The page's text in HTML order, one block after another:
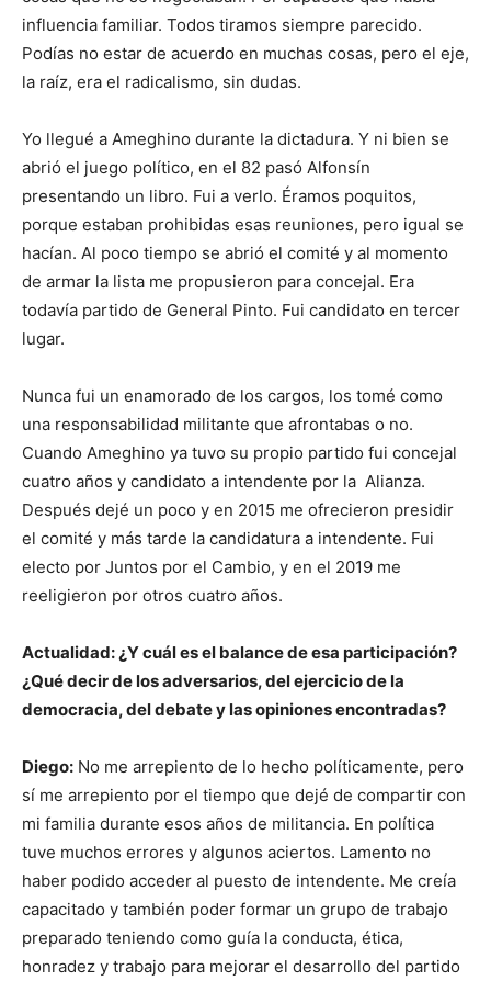
influencia familiar. Todos tiramos siempre parecido.
Podías no estar de acuerdo en muchas cosas, pero el eje,
la raíz, era el radicalismo, sin dudas.
Yo llegué a Ameghino durante la dictadura. Y ni bien se
abrió el juego político, en el 82 pasó Alfonsín
presentando un libro. Fui a verlo. Éramos poquitos,
porque estaban prohibidas esas reuniones, pero igual se
hacían. Al poco tiempo se abrió el comité y al momento
de armar la lista me propusieron para concejal. Era
todavía partido de General Pinto. Fui candidato en tercer
lugar.
Nunca fui un enamorado de los cargos, los tomé como
una responsabilidad militante que afrontabas o no.
Cuando Ameghino ya tuvo su propio partido fui concejal
cuatro años y candidato a intendente por la Alianza.
Después dejé un poco y en 2015 me ofrecieron presidir
el comité y más tarde la candidatura a intendente. Fui
electo por Juntos por el Cambio, y en el 2019 me
reeligieron por otros cuatro años.
Actualidad: ¿Y cuál es el balance de esa participación?
¿Qué decir de los adversarios, del ejercicio de la
democracia, del debate y las opiniones encontradas?
Diego: No me arrepiento de lo hecho políticamente, pero
sí me arrepiento por el tiempo que dejé de compartir con
mi familia durante esos años de militancia. En política
tuve muchos errores y algunos aciertos. Lamento no
haber podido acceder al puesto de intendente. Me creía
capacitado y también poder formar un grupo de trabajo
preparado teniendo como guía la conducta, ética,
honradez y trabajo para mejorar el desarrollo del partido